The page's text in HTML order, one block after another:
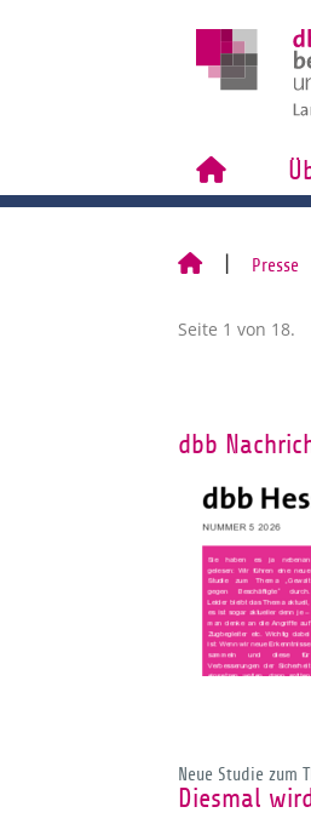
Presse
Seite 1 von 18.
dbb
Neue Studie zum
Diesmal